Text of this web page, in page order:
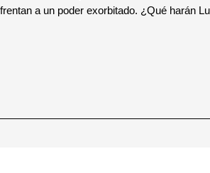
a un poder exorbitado. ¿Qué harán